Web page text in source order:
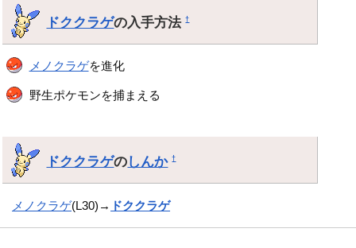
ドククラゲの入手方法†
メノクラゲを進化
野生ポケモンを捕まえる
ドククラゲのしんか †
メノクラゲ(L30)→ ドククラゲ